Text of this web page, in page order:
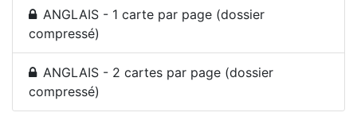
ANGLAIS - 1 carte par page (dossier
compressé)
ANGLAIS - 2 cartes par page (dossier
compressé)